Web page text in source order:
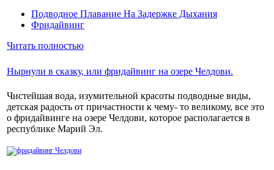
Подводное Плавание На Задержке Дыхания
Фридайвинг
Читать полностью
Нырнули в сказку, или фридайвинг на озере Челдови.
Чистейшая вода, изумительной красоты подводные виды,
детская радость от причастности к чему- то великому, все это
о фридайвинге на озере Челдови, которое располагается в
республике Марий Эл.